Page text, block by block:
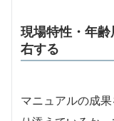
現場特性・年
右する
マニュアルの成